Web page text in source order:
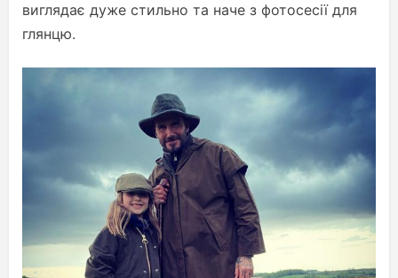
виглядає дуже стильно та наче з фотосесії для
глянцю.